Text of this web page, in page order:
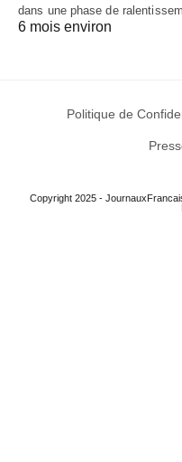
dans une phase de
6 mois environ
Politique de
Copyright 2025 -